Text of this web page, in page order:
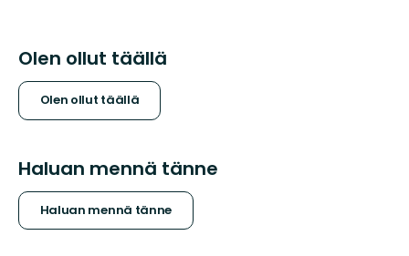
Olen ollut täällä
Olen ollut täällä
Haluan mennä tänne
Haluan mennä tänne